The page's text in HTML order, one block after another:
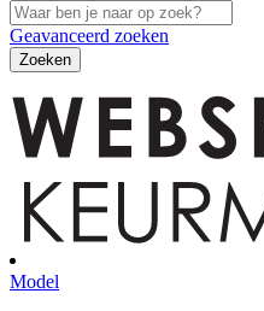
Geavanceerd zoeken
Zoeken
Model